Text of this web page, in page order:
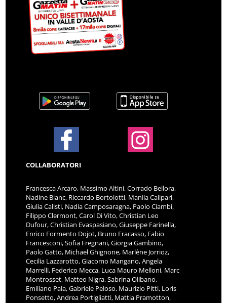
COLLABORATORI
Francesca Arcaro, Massimo Altini, Corrado Bellora,
Nadine Blanc, Riccardo Bortolotti, Manila Calipari,
Giulia Calisti, Nadia Camposaragna, Paolo Ciambi,
Filippo Clermont, Carol Di Vito, Christian Leo
Dufour, Christian Evaspasiano, Giuseppe Farinella,
Enrico Formento Dojot, Bruno Fracasso, Fabio
Francesconi, Sofia Fregnani, Giorgia Gambino,
Paolo Gatto, Michael Ghignone, Marlène Jorrioz,
Cecilia Lazzarotto, Giacomo Mangano, Angela
Marrelli, Federico Mecca, Luca Mauro Melloni, Marc
Montrosset, Matteo Nigra, Sabrina Olibano,
Emiliano Pala, Gabriele Peloso, Maurizio Pitti, Loris
Ponsetto, Andrea Portigliatti, Mattia Pramotton,